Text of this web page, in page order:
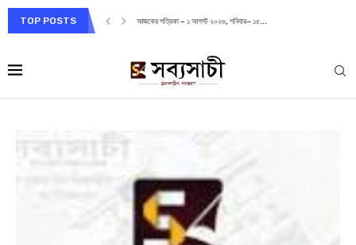
TOP POSTS আজকের পত্রিকা – ১ আগস্ট ২০২৬, শনিবার– ১৫...